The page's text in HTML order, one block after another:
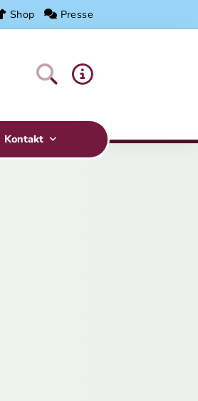
Shop Presse
Kontakt